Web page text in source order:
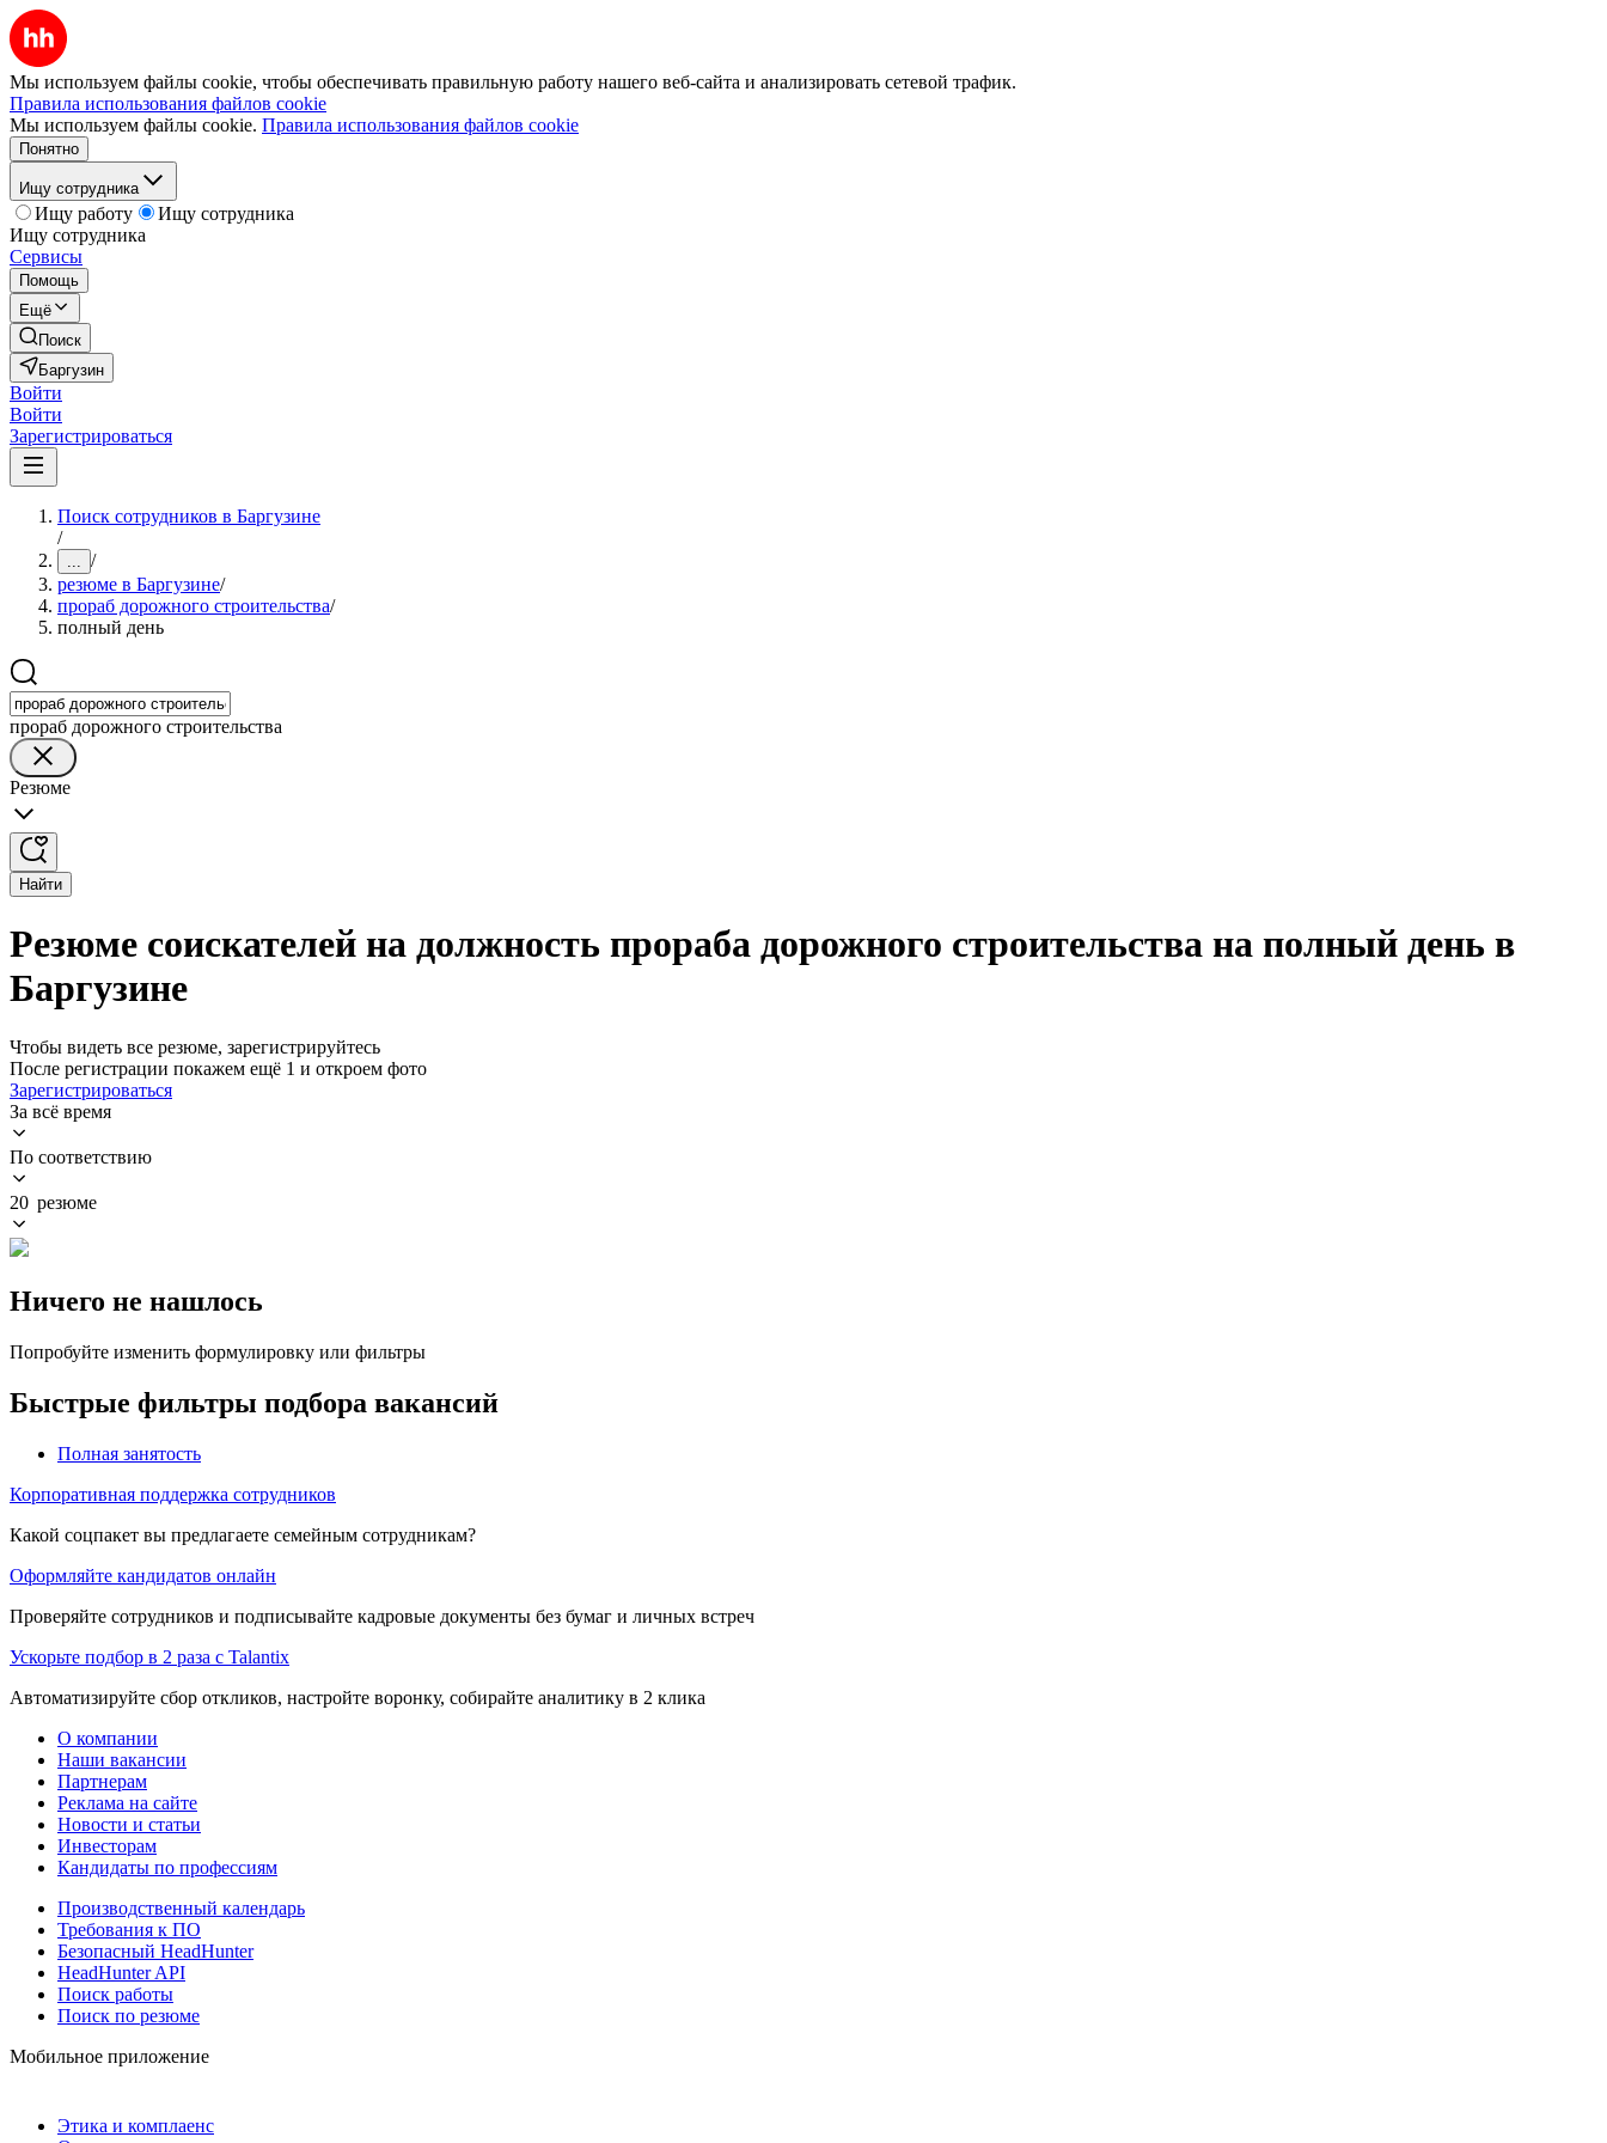
Мы используем файлы cookie, чтобы обеспечивать правильную работу нашего веб-сайта и анализировать сетевой трафик.
Правила использования файлов cookie
Мы используем файлы cookie. Правила использования файлов cookie
Понятно
Ищу сотрудника
Ищу работу
Ищу сотрудника
Ищу сотрудника
Сервисы
Помощь
Ещё
Поиск
Баргузин
Войти
Войти
Зарегистрироваться
Поиск сотрудников в Баргузине
/
... /
резюме в Баргузине/
прораб дорожного строительства/
полный день
прораб дорожного строительства
Резюме
Найти
Резюме соискателей на должность прораба дорожного строительства на полный день в
Баргузине
Чтобы видеть все резюме, зарегистрируйтесь
После регистрации покажем ещё 1 и откроем фото
Зарегистрироваться
За всё время
По соответствию
20 резюме
Ничего не нашлось
Попробуйте изменить формулировку или фильтры
Быстрые фильтры подбора вакансий
Полная занятость
Корпоративная поддержка сотрудников
Какой соцпакет вы предлагаете семейным сотрудникам?
Оформляйте кандидатов онлайн
Проверяйте сотрудников и подписывайте кадровые документы без бумаг и личных встреч
Ускорьте подбор в 2 раза с Talantix
Автоматизируйте сбор откликов, настройте воронку, собирайте аналитику в 2 клика
О компании
Наши вакансии
Партнерам
Реклама на сайте
Новости и статьи
Инвесторам
Кандидаты по профессиям
Производственный календарь
Требования к ПО
Безопасный HeadHunter
HeadHunter API
Поиск работы
Поиск по резюме
Мобильное приложение
Этика и комплаенс